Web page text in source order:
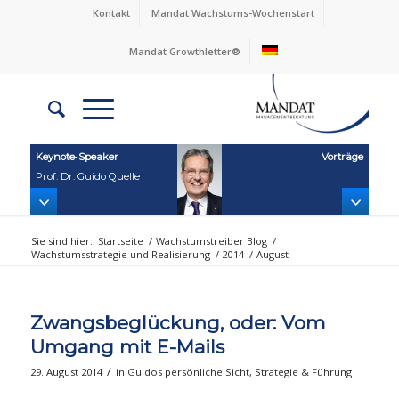
Kontakt Mandat Wachstums-Wochenstart
Mandat Growthletter®
Keynote‑Speaker
Prof. Dr. Guido Quelle
Vorträge
Sie sind hier: Startseite / Wachstumstreiber Blog /
Wachstumsstrategie und Realisierung / 2014 / August
Zwangsbeglückung, oder: Vom
Umgang mit E-Mails
29. August 2014 / in Guidos persönliche Sicht, Strategie & Führung